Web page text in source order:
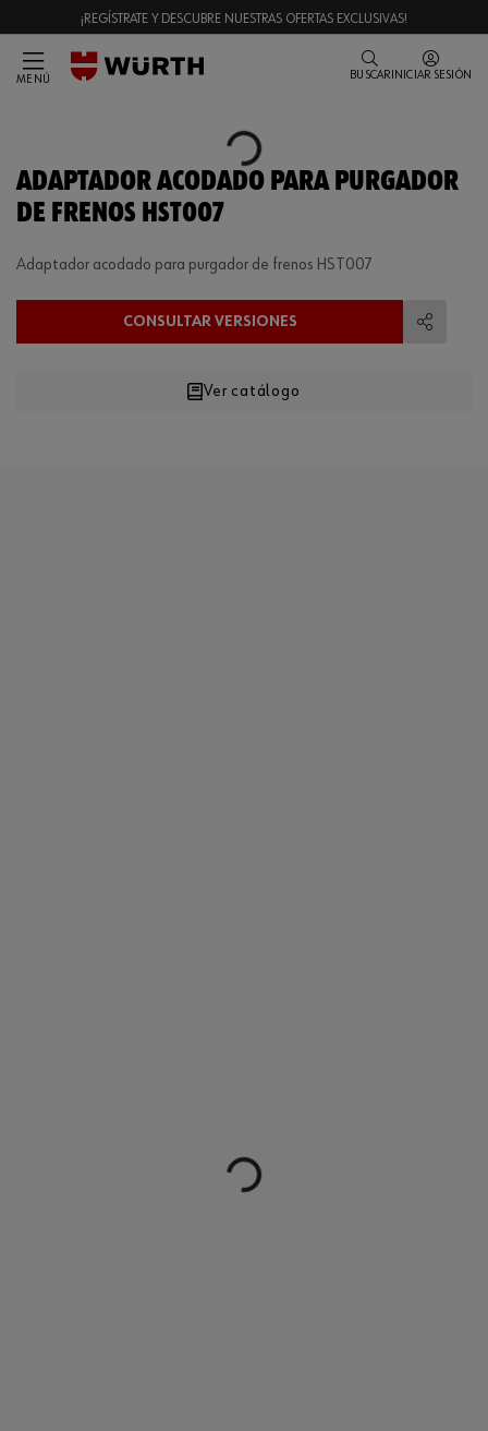
¡REGÍSTRATE Y DESCUBRE NUESTRAS OFERTAS EXCLUSIVAS!
MENÚ BUSCAR INICIAR SESIÓN
Loading...
ADAPTADOR ACODADO PARA PURGADOR
DE FRENOS HST007
Adaptador acodado para purgador de frenos HST007
CONSULTAR VERSIONES
Ver catálogo